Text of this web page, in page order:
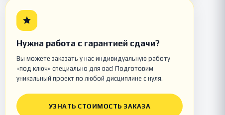
Нужна работа с гарантией сдачи?
Вы можете заказать у нас индивидуальную работу
«под ключ» специально для вас! Подготовим
уникальный проект по любой дисциплине с нуля.
УЗНАТЬ СТОИМОСТЬ ЗАКАЗА